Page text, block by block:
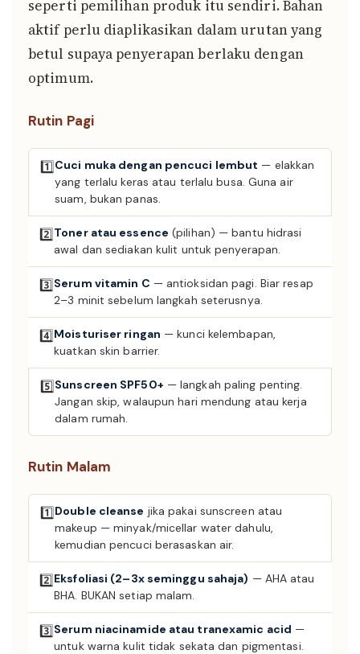
seperti pemilihan produk itu sendiri. Bahan
aktif perlu diaplikasikan dalam urutan yang
betul supaya penyerapan berlaku dengan
optimum.
Rutin Pagi
1️⃣Cuci muka dengan pencuci lembut — elakkan
yang terlalu keras atau terlalu busa. Guna air
suam, bukan panas.
2️⃣Toner atau essence (pilihan) — bantu hidrasi
awal dan sediakan kulit untuk penyerapan.
3️⃣Serum vitamin C — antioksidan pagi. Biar resap
2–3 minit sebelum langkah seterusnya.
4️⃣Moisturiser ringan — kunci kelembapan,
kuatkan skin barrier.
5️⃣Sunscreen SPF50+ — langkah paling penting.
Jangan skip, walaupun hari mendung atau kerja
dalam rumah.
Rutin Malam
1️⃣Double cleanse jika pakai sunscreen atau
makeup — minyak/micellar water dahulu,
kemudian pencuci berasaskan air.
2️⃣Eksfoliasi (2–3x seminggu sahaja) — AHA atau
BHA. BUKAN setiap malam.
3️⃣Serum niacinamide atau tranexamic acid —
untuk warna kulit tidak sekata dan pigmentasi.